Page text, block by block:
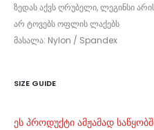
ზედას აქვს ღრუბელი, ლეგინსი
არ ტოვებს ოფლის ლაქებს
მასალა: Nylon / Spandex
SIZE GUIDE
ეს პროდუქტი ამჟამად